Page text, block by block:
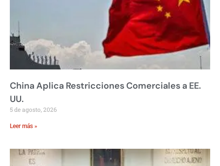
China Aplica Restricciones Comerciales a EE.
UU.
5 de agosto, 2026
Leer más »